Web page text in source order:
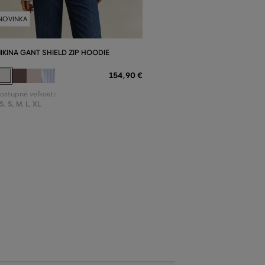
GANT SHIELD ZIP HOODIE
154,90 €
veľkosti:
, S, M, L, XL